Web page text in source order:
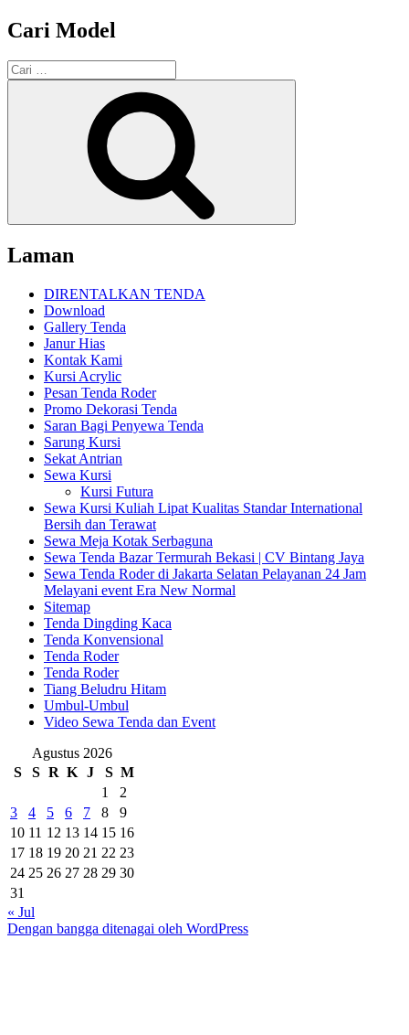
Cari Model
Pencarian
untuk:
Laman
DIRENTALKAN TENDA
Download
Gallery Tenda
Janur Hias
Kontak Kami
Kursi Acrylic
Pesan Tenda Roder
Promo Dekorasi Tenda
Saran Bagi Penyewa Tenda
Sarung Kursi
Sekat Antrian
Sewa Kursi
Kursi Futura
Sewa Kursi Kuliah Lipat Kualitas Standar International
Bersih dan Terawat
Sewa Meja Kotak Serbaguna
Sewa Tenda Bazar Termurah Bekasi | CV Bintang Jaya
Sewa Tenda Roder di Jakarta Selatan Pelayanan 24 Jam
Melayani event Era New Normal
Sitemap
Tenda Dingding Kaca
Tenda Konvensional
Tenda Roder
Tenda Roder
Tiang Beludru Hitam
Umbul-Umbul
Video Sewa Tenda dan Event
Agustus 2026
S
S R K J S M
1
2
3
4 5 6 7 8
9
10 11 12 13 14 15 16
17 18 19 20 21 22 23
24 25 26 27 28 29 30
31
« Jul
Dengan bangga ditenagai oleh WordPress